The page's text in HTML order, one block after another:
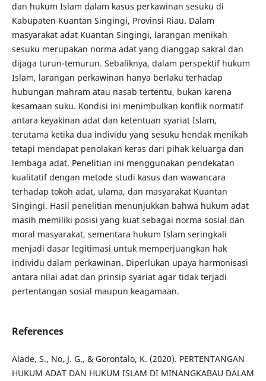
dan hukum Islam dalam kasus perkawinan sesuku di
Kabupaten Kuantan Singingi, Provinsi Riau. Dalam
masyarakat adat Kuantan Singingi, larangan menikah
sesuku merupakan norma adat yang dianggap sakral dan
dijaga turun-temurun. Sebaliknya, dalam perspektif hukum
Islam, larangan perkawinan hanya berlaku terhadap
hubungan mahram atau nasab tertentu, bukan karena
kesamaan suku. Kondisi ini menimbulkan konflik normatif
antara keyakinan adat dan ketentuan syariat Islam,
terutama ketika dua individu yang sesuku hendak menikah
tetapi mendapat penolakan keras dari pihak keluarga dan
lembaga adat. Penelitian ini menggunakan pendekatan
kualitatif dengan metode studi kasus dan wawancara
terhadap tokoh adat, ulama, dan masyarakat Kuantan
Singingi. Hasil penelitian menunjukkan bahwa hukum adat
masih memiliki posisi yang kuat sebagai norma sosial dan
moral masyarakat, sementara hukum Islam seringkali
menjadi dasar legitimasi untuk memperjuangkan hak
individu dalam perkawinan. Diperlukan upaya harmonisasi
antara nilai adat dan prinsip syariat agar tidak terjadi
pertentangan sosial maupun keagamaan.
References
Alade, S., No, J. G., & Gorontalo, K. (2020). PERTENTANGAN
HUKUM ADAT DAN HUKUM ISLAM DI MINANGKABAU DALAM